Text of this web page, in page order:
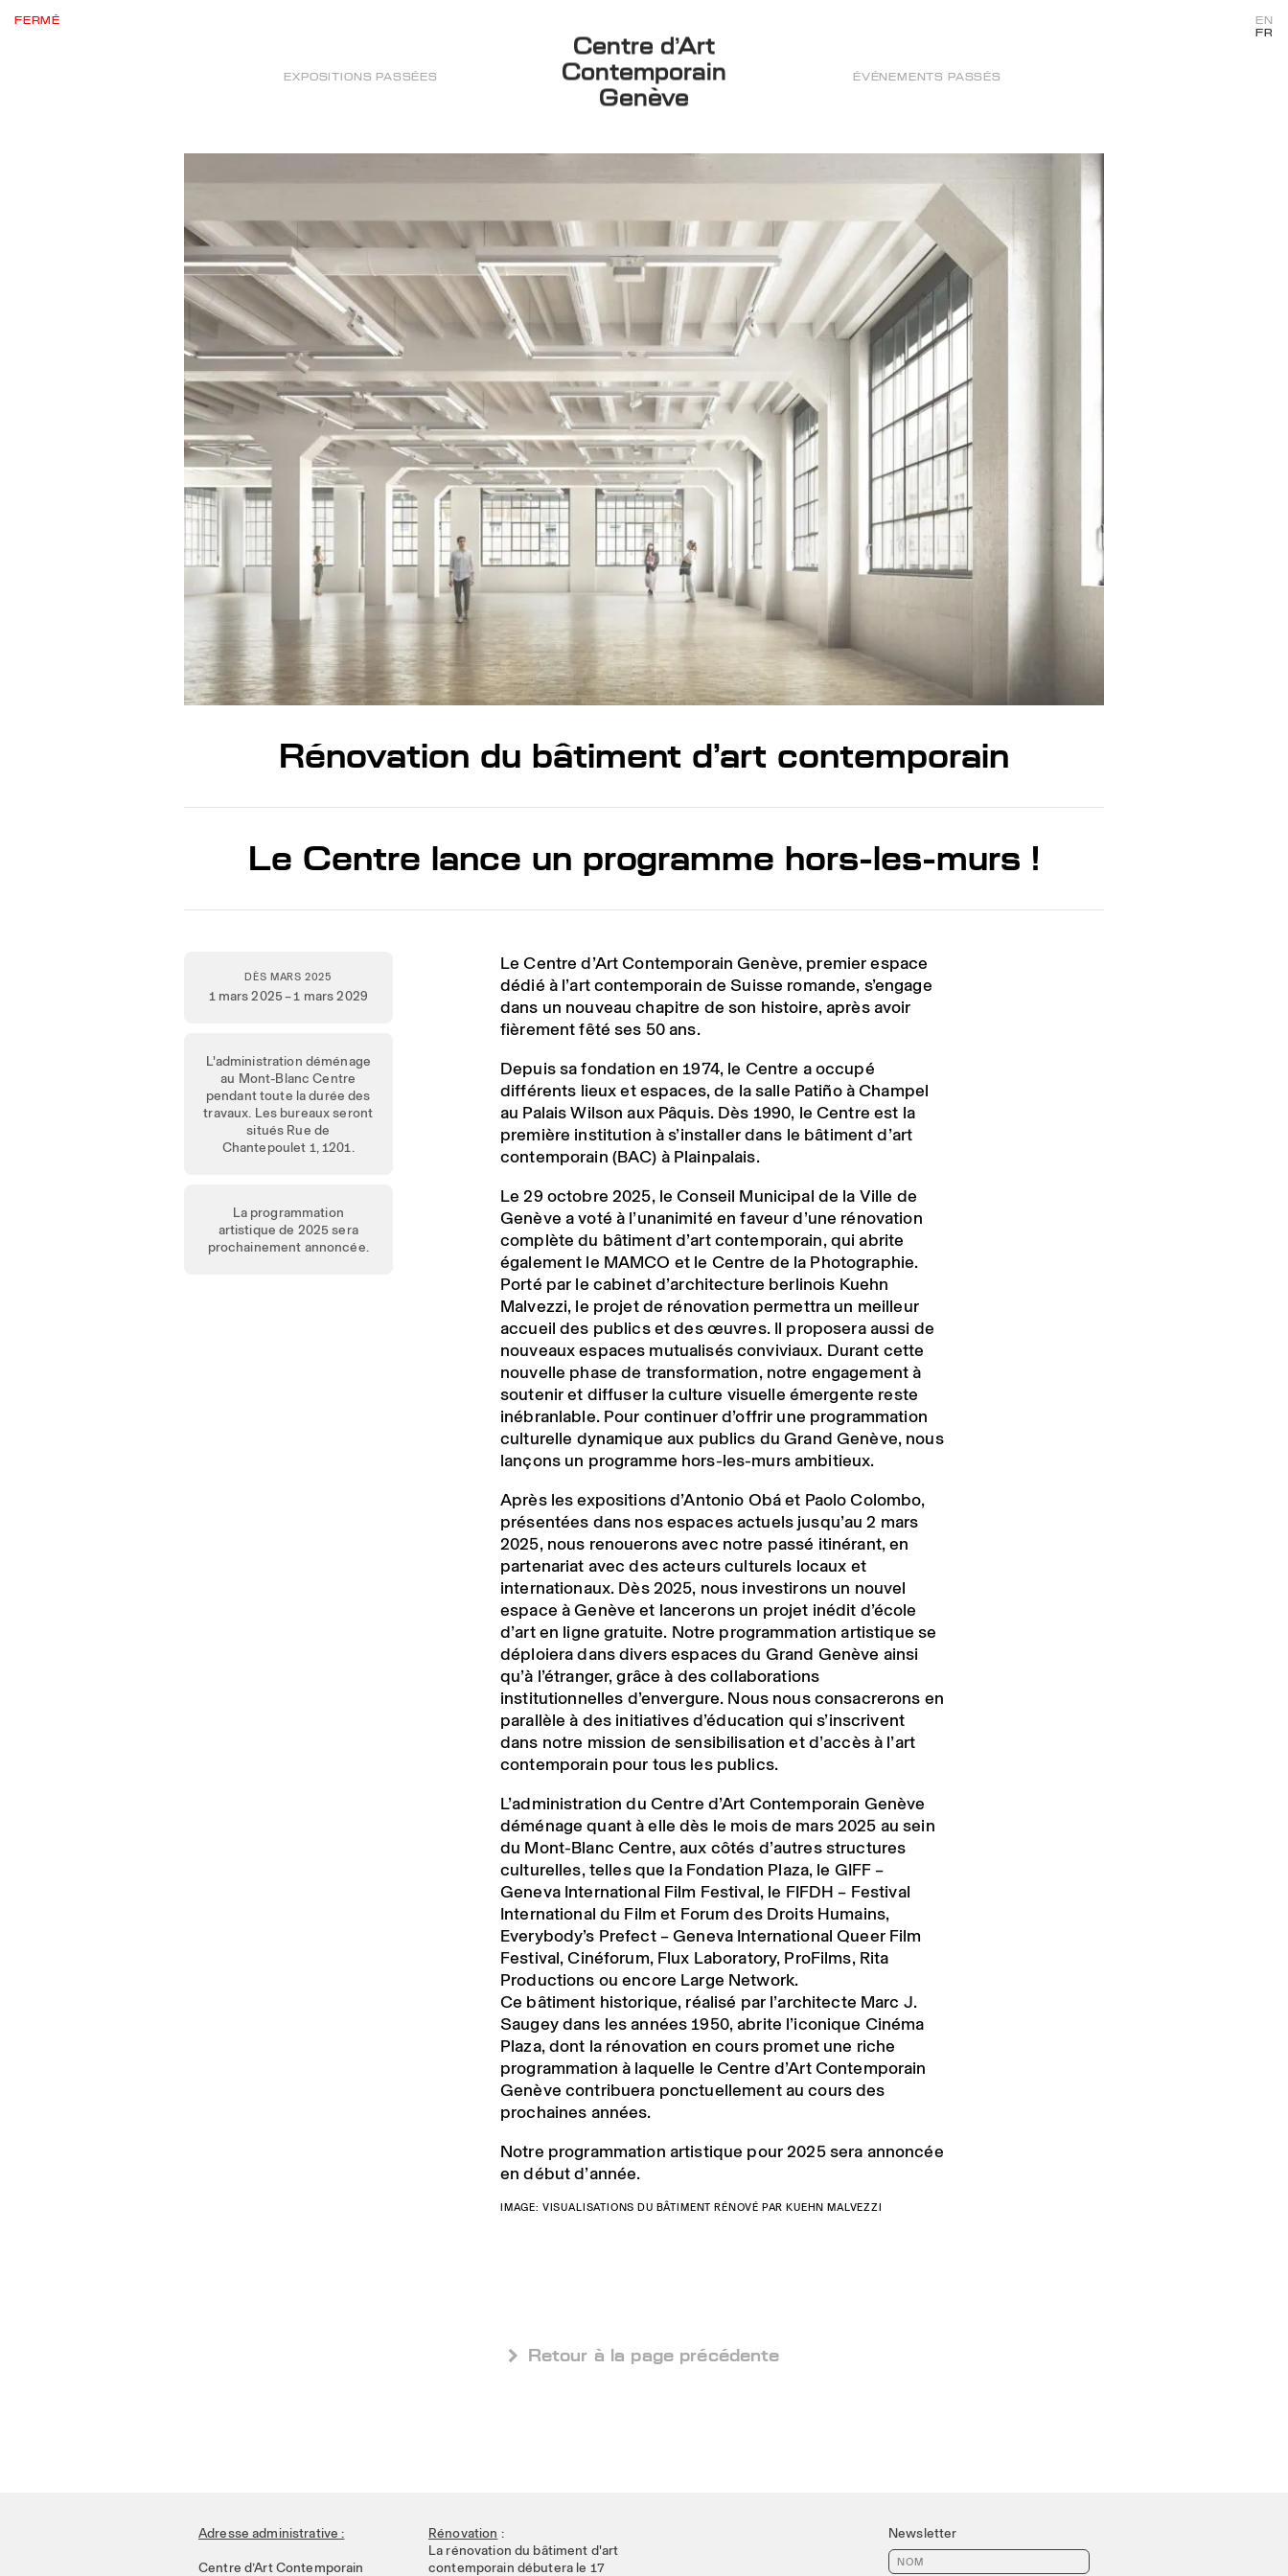
FERMÉ
EXPOSITIONS PASSÉES
Centre d’Art
Contemporain
Genève
ÉVÉNEMENTS PASSÉS
EN
FR
Rénovation du bâtiment d’art contemporain
Le Centre lance un programme hors-les-murs !
DÈS MARS 2025
1 mars 2025 – 1 mars 2029
L'administration déménage
au Mont-Blanc Centre
pendant toute la durée des
travaux. Les bureaux seront
situés Rue de
Chantepoulet 1, 1201.
La programmation
artistique de 2025 sera
prochainement annoncée.
Le Centre d’Art Contemporain Genève, premier espace
dédié à l’art contemporain de Suisse romande, s’engage
dans un nouveau chapitre de son histoire, après avoir
fièrement fêté ses 50 ans.
Depuis sa fondation en 1974, le Centre a occupé
différents lieux et espaces, de la salle Patiño à Champel
au Palais Wilson aux Pâquis. Dès 1990, le Centre est la
première institution à s’installer dans le bâtiment d’art
contemporain (BAC) à Plainpalais.
Le 29 octobre 2025, le Conseil Municipal de la Ville de
Genève a voté à l’unanimité en faveur d’une rénovation
complète du bâtiment d’art contemporain, qui abrite
également le MAMCO et le Centre de la Photographie.
Porté par le cabinet d’architecture berlinois Kuehn
Malvezzi, le projet de rénovation permettra un meilleur
accueil des publics et des œuvres. Il proposera aussi de
nouveaux espaces mutualisés conviviaux. Durant cette
nouvelle phase de transformation, notre engagement à
soutenir et diffuser la culture visuelle émergente reste
inébranlable. Pour continuer d’offrir une programmation
culturelle dynamique aux publics du Grand Genève, nous
lançons un programme hors-les-murs ambitieux.
Après les expositions d’Antonio Obá et Paolo Colombo,
présentées dans nos espaces actuels jusqu’au 2 mars
2025, nous renouerons avec notre passé itinérant, en
partenariat avec des acteurs culturels locaux et
internationaux. Dès 2025, nous investirons un nouvel
espace à Genève et lancerons un projet inédit d’école
d’art en ligne gratuite. Notre programmation artistique se
déploiera dans divers espaces du Grand Genève ainsi
qu’à l’étranger, grâce à des collaborations
institutionnelles d’envergure. Nous nous consacrerons en
parallèle à des initiatives d’éducation qui s’inscrivent
dans notre mission de sensibilisation et d’accès à l’art
contemporain pour tous les publics.
L’administration du Centre d’Art Contemporain Genève
déménage quant à elle dès le mois de mars 2025 au sein
du Mont-Blanc Centre, aux côtés d’autres structures
culturelles, telles que la Fondation Plaza, le GIFF –
Geneva International Film Festival, le FIFDH – Festival
International du Film et Forum des Droits Humains,
Everybody’s Prefect – Geneva International Queer Film
Festival, Cinéforum, Flux Laboratory, ProFilms, Rita
Productions ou encore Large Network.
Ce bâtiment historique, réalisé par l’architecte Marc J.
Saugey dans les années 1950, abrite l’iconique Cinéma
Plaza, dont la rénovation en cours promet une riche
programmation à laquelle le Centre d’Art Contemporain
Genève contribuera ponctuellement au cours des
prochaines années.
Notre programmation artistique pour 2025 sera annoncée
en début d’année.
IMAGE: VISUALISATIONS DU BÂTIMENT RÉNOVÉ PAR KUEHN MALVEZZI
 Retour à la page précédente
Adresse administrative :
Centre d’Art Contemporain
Rénovation :
La rénovation du bâtiment d'art
contemporain débutera le 17
Newsletter